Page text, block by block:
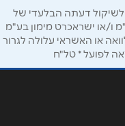
לשיקול דעתה הבלעדי של
ו/או ישראכרט מימון בע"מ
או האשראי עלולה לגרור
לפועל * טל"ח